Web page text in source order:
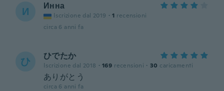
И Инна
Iscrizione dal 2019 · 1 recensioni
circa 6 anni fa
ひ ひでたか
Iscrizione dal 2018 · 169 recensioni · 30 caricamenti
ありがとう
circa 6 anni fa